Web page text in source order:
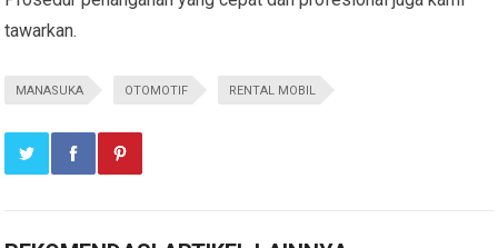
tawarkan.
MANASUKA OTOMOTIF RENTAL MOBIL